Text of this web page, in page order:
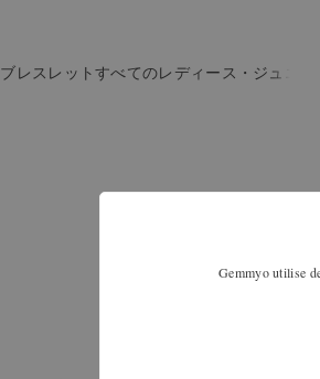
ブレスレットすべてのレディース・ジュエリ
Gemmyo utilise